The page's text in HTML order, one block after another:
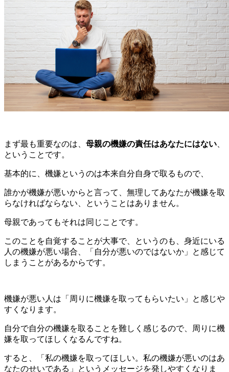
まず最も重要なのは、 母親の機嫌の責任はあなたにはない
ということです。
基本的に、機嫌というのは本来自分自身で取るもので、
誰かが機嫌が悪いからと言って、無理してあなたが機嫌を取
らなければならない、ということはありません。
母親であってもそれは同じことです。
このことを自覚することが大事で、というのも、身近にいる
人の機嫌が悪い場合、「自分が悪いのではないか」と感じて
しまうことがあるからです。
機嫌が悪い人は「周りに機嫌を取ってもらいたい」と感じや
すくなります。
自分で自分の機嫌を取ることを難しく感じるので、周りに機
嫌を取ってほしくなるんですね。
すると、「私の機嫌を取ってほしい。私の機嫌が悪いのはあ
なたのせいである」というメッセージを発しやすくなりま